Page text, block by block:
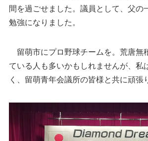
間を過ごせました。議員として、父の
勉強になりました。
留萌市にプロ野球チームを。荒唐無
ている人も多いかもしれませんが、私
く、留萌青年会議所の皆様と共に頑張